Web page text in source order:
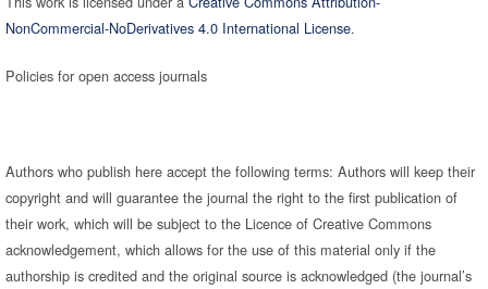
NonCommercial-NoDerivatives 4.0 International License.
Policies for open access journals
Authors who publish here accept the following terms: Authors will keep their
copyright and will guarantee the journal the right to the first publication of
their work, which will be subject to the Licence of Creative Commons
acknowledgement, which allows for the use of this material only if the
authorship is credited and the original source is acknowledged (the journal’s